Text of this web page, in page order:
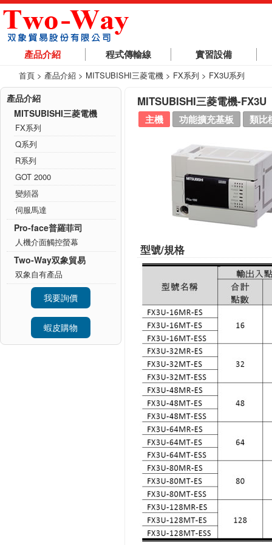
產品介紹 程式傳輸線 實習設備
首頁 > 產品介紹 > MITSUBISHI三菱電機 > FX系列 > FX3U系列
產品介紹
MITSUBISHI三菱電機
FX系列
Q系列
R系列
GOT 2000
變頻器
伺服馬達
Pro-face普羅菲司
人機介面觸控螢幕
Two-Way双象貿易
双象自有產品
我要詢價
蝦皮購物
MITSUBISHI三菱電機-FX3U
主機 功能擴充基板 類比
型號/規格